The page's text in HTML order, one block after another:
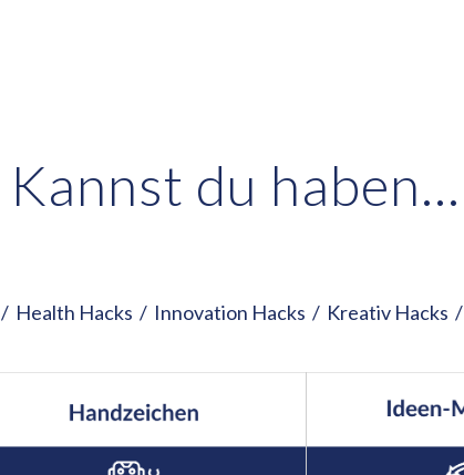
du haben…
/ Health Hacks / Innovation Hacks / Kreativ Hacks /